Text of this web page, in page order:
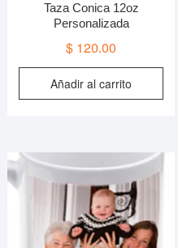
Taza Conica 12oz
Personalizada
$ 120.00
Añadir al carrito